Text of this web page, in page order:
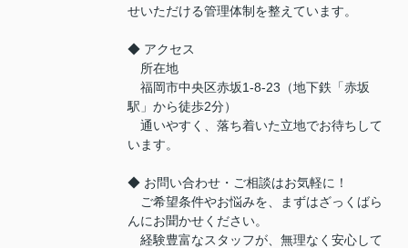
せいただける管理体制を整えています。
◆ アクセス
所在地
福岡市中央区赤坂1-8-23（地下鉄「赤坂
駅」から徒歩2分）
通いやすく、落ち着いた立地でお待ちして
います。
◆ お問い合わせ・ご相談はお気軽に！
ご希望条件やお悩みを、まずはざっくばら
んにお聞かせください。
経験豊富なスタッフが、無理なく安心して